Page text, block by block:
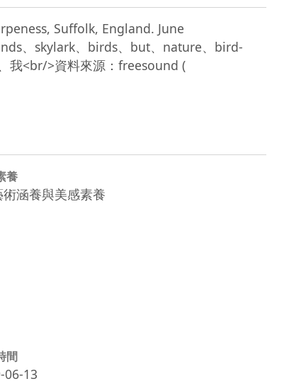
Suffolk, England. June
、skylark、birds、but、nature、bird-
我<br/>資料來源：freesound (
養
術涵養與美感素養
間
06-13